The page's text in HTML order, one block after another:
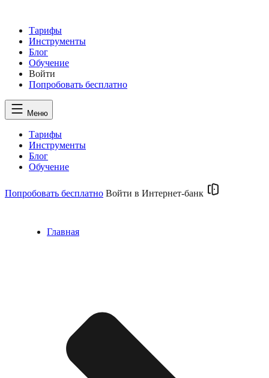
Тарифы
Инструменты
Блог
Обучение
Войти
Попробовать бесплатно
Меню
Тарифы
Инструменты
Блог
Обучение
Попробовать бесплатно Войти в Интернет-банк
Главная